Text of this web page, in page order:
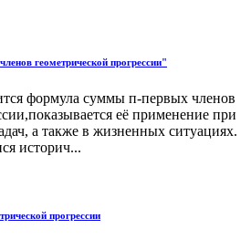
геометрической прогрессии"
формула суммы п-первых членов
её применение при
а также в жизненных ситуациях.
историч...
прогрессии